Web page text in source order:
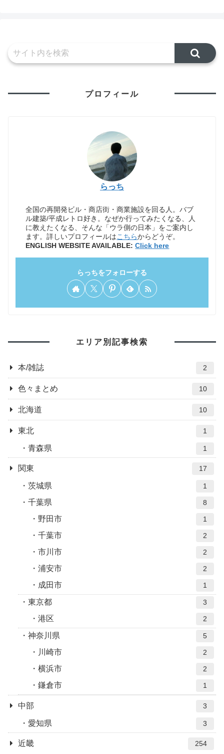
プロフィール
らっち
全国の再開発ビル・商店街・商業施設を回る人。バブ
ル建築/平成レトロ好き。なぜか行ってみたくなる、人
に教えたくなる、そんな「ウラ側の日本」をご案内し
ます。詳しいプロフィールはこちらからどうぞ。
ENGLISH WEBSITE AVAILABLE:Click here
らっちをフォローする
エリア別記事検索
本/雑誌 2
色々まとめ 10
北海道 10
東北 1
青森県 1
関東 17
茨城県 1
千葉県 8
野田市 1
千葉市 2
市川市 2
浦安市 2
成田市 1
東京都 3
港区 2
神奈川県 5
川崎市 2
横浜市 2
鎌倉市 1
中部 3
愛知県 3
近畿 254